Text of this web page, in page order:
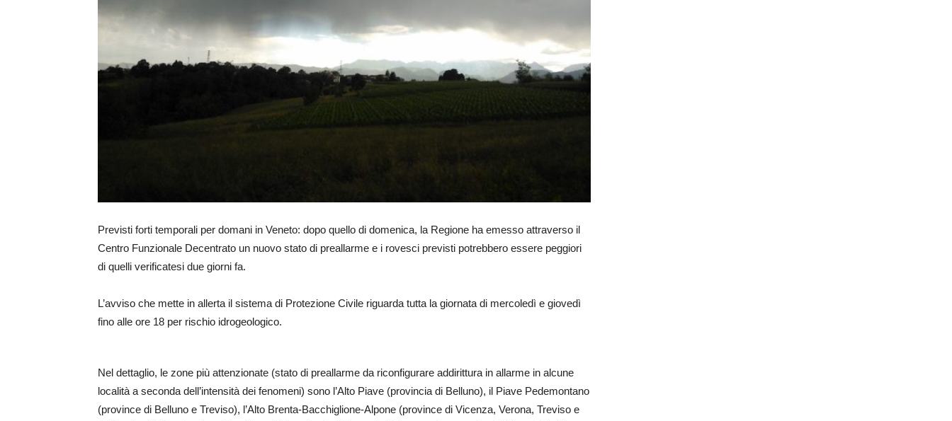
Previsti forti temporali per domani in Veneto: dopo quello di domenica, la Regione ha emesso attraverso il
Centro Funzionale Decentrato un nuovo stato di preallarme e i rovesci previsti potrebbero essere peggiori
di quelli verificatesi due giorni fa.
L’avviso che mette in allerta il sistema di Protezione Civile riguarda tutta la giornata di mercoledì e giovedì
fino alle ore 18 per rischio idrogeologico.
Nel dettaglio, le zone più attenzionate (stato di preallarme da riconfigurare addirittura in allarme in alcune
località a seconda dell’intensità dei fenomeni) sono l’Alto Piave (provincia di Belluno), il Piave Pedemontano
(province di Belluno e Treviso), l’Alto Brenta-Bacchiglione-Alpone (province di Vicenza, Verona, Treviso e